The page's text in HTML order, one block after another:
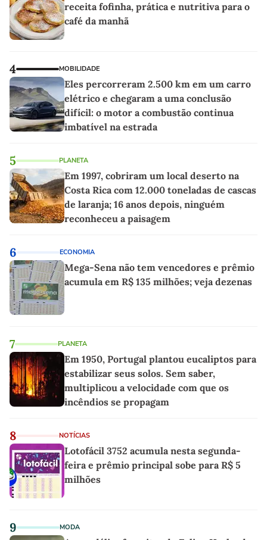
receita fofinha, prática e nutritiva para o
café da manhã
4 MOBILIDADE
Eles percorreram 2.500 km em um carro
elétrico e chegaram a uma conclusão
difícil: o motor a combustão continua
imbatível na estrada
5 PLANETA
Em 1997, cobriram um local deserto na
Costa Rica com 12.000 toneladas de cascas
de laranja; 16 anos depois, ninguém
reconheceu a paisagem
6 ECONOMIA
Mega-Sena não tem vencedores e prêmio
acumula em R$ 135 milhões; veja dezenas
7 PLANETA
Em 1950, Portugal plantou eucaliptos para
estabilizar seus solos. Sem saber,
multiplicou a velocidade com que os
incêndios se propagam
8 NOTÍCIAS
Lotofácil 3752 acumula nesta segunda-
feira e prêmio principal sobe para R$ 5
milhões
9 MODA